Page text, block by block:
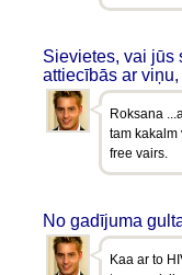
Sievietes, vai jūs
attiecībās ar
Roksana
tam kakalm
free vairs.
No gadījuma
Kaa ar to